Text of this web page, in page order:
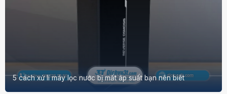
5 cách xử lí máy lọc nước bị mất áp suất bạn nên biêt